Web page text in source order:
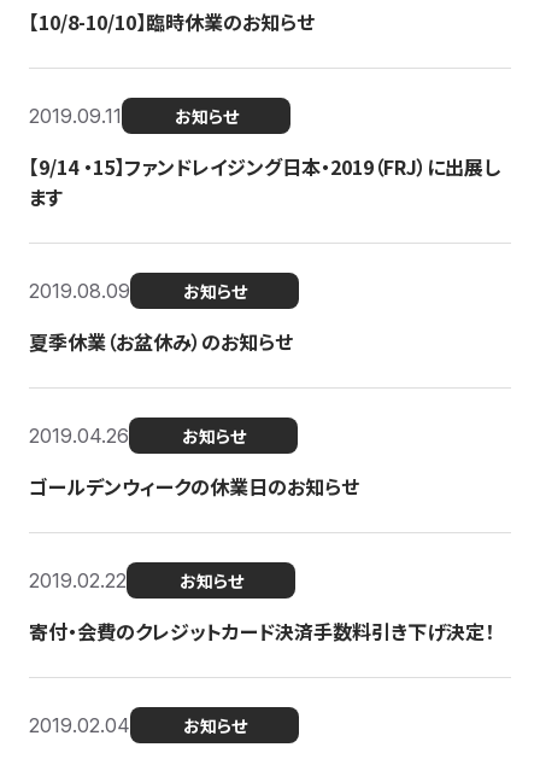
【10/8-10/10】臨時休業のお知らせ
2019.09.11 お知らせ
【9/14 ・15】ファンドレイジング日本・2019（FRJ）に出展し
ます
2019.08.09 お知らせ
夏季休業（お盆休み）のお知らせ
2019.04.26 お知らせ
ゴールデンウィークの休業日のお知らせ
2019.02.22 お知らせ
寄付・会費のクレジットカード決済手数料引き下げ決定！
2019.02.04 お知らせ